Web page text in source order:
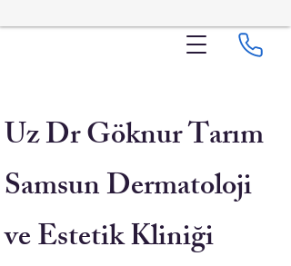
Uz Dr Göknur Tarım
Samsun Dermatoloji
ve Estetik Kliniği